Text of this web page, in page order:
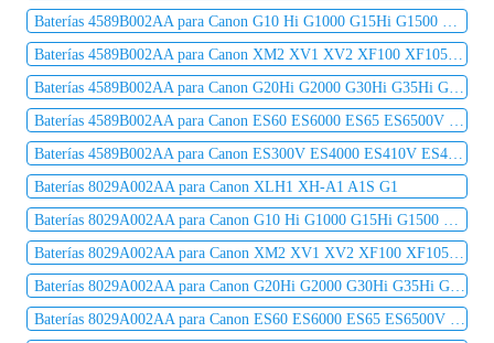
Baterías 4589B002AA para Canon G10 Hi G1000 G15Hi G1500 G20Hi G2000 G30Hi G35Hi G45Hi
Baterías 4589B002AA para Canon XM2 XV1 XV2 XF100 XF105 XF300 XF305 C2 DM-MV1 DM-MV10
Baterías 4589B002AA para Canon G20Hi G2000 G30Hi G35Hi G45Hi MV1 MV10 MV10i MV20 MV20i
Baterías 4589B002AA para Canon ES60 ES6000 ES65 ES6500V ES7000es ES7000V ES75 ES8000V
Baterías 4589B002AA para Canon ES300V ES4000 ES410V ES420V ES50 ES5000 ES520A ES55
Baterías 8029A002AA para Canon XLH1 XH-A1 A1S G1
Baterías 8029A002AA para Canon G10 Hi G1000 G15Hi G1500 G20Hi G2000 G30Hi G35Hi G45Hi
Baterías 8029A002AA para Canon XM2 XV1 XV2 XF100 XF105 XF300 XF305 C2 DM-MV1 DM-MV10
Baterías 8029A002AA para Canon G20Hi G2000 G30Hi G35Hi G45Hi MV1 MV10 MV10i MV20 MV20i
Baterías 8029A002AA para Canon ES60 ES6000 ES65 ES6500V ES7000es ES7000V ES75 ES8000V